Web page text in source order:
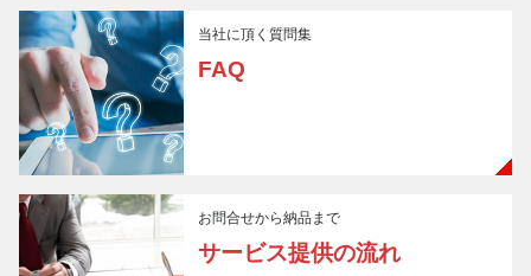
当社に頂く質問集
FAQ
お問合せから納品まで
サービス提供の流れ